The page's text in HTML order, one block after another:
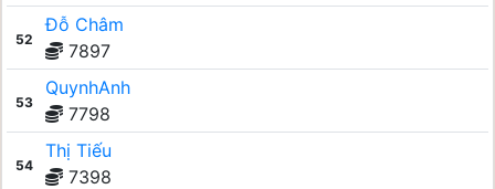
52
Đỗ Châm
7897
53
QuynhAnh
7798
54
Thị Tiếu
7398